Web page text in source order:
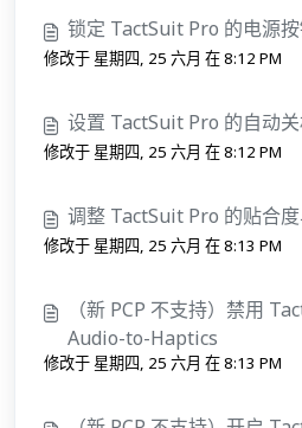
锁定 TactSuit Pro 的电源
修改于 星期四, 25 六月 在 8:12 PM
设置 TactSuit Pro 的自动
修改于 星期四, 25 六月 在 8:12 PM
调整 TactSuit Pro 的贴合
修改于 星期四, 25 六月 在 8:13 PM
（新 PCP 不支持）禁用
Audio-to-Haptics
修改于 星期四, 25 六月 在 8:13 PM